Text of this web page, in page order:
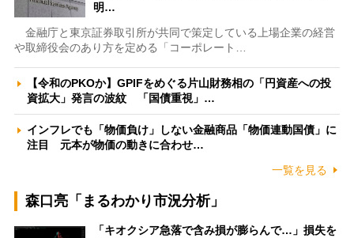
明…
金融庁と東京証券取引所が共同で策定している上場企業の経営
や取締役会のあり方を定める「コーポレート…
【令和のPKOか】GPIFをめぐる片山財務相の「円資産への投
資拡大」発言の波紋 「国債重視」…
インフレでも「物価負け」しない金融商品「物価連動国債」に
注目 元本が物価の動きに合わせ…
一覧を見る
森口亮「まるわかり市況分析」
「キオクシア急落で含み損が膨らんで…」損失を